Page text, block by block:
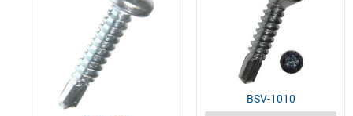
BSV-1010